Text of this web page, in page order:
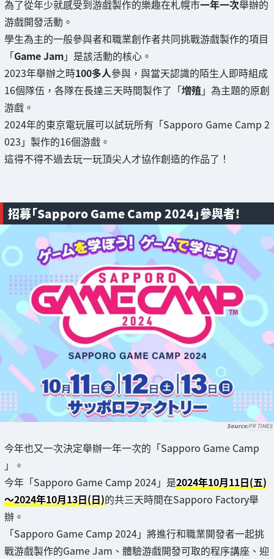
為了從年少就感受到游戲製作的樂趣在札幌市一年一次舉辦的
游戲開發活動。
學生為主的一般參與者和職業創作者共同挑戰游戲製作的項目
「Game Jam」是該活動的核心。
2023年舉辦之時100多人參與，與當天認識的陌生人即時組成
16個隊伍，各隊在長達三天時間製作了「増殖 」為主題的原創
游戲。
2024年的東京電玩展可以試玩所有「Sapporo Game Camp 2
023」製作的16個游戲。
這得不得不過去玩一玩頂尖人才協作創造的作品了！
招募「Sapporo Game Camp 2024」參與者！
PR TIMES
今年也又一次決定舉辦一年一次的「Sapporo Game Camp
」。
今年「Sapporo Game Camp 2024」是2024年10月11日(五)
～2024年10月13日(日)的共三天時間在Sapporo Factory舉
辦。
「Sapporo Game Camp 2024」將進行和職業開發者一起挑
戰游戲製作的Game Jam、體驗游戲開發可取的程序講座、迎